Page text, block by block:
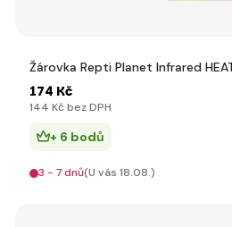
Žárovka Repti Planet Infrared
174 Kč
144 Kč bez DPH
+ 6 bodů
3 - 7 dnů(U vás 18.08.)